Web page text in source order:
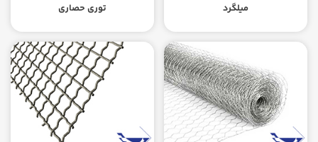
میلگرد توری حصاری